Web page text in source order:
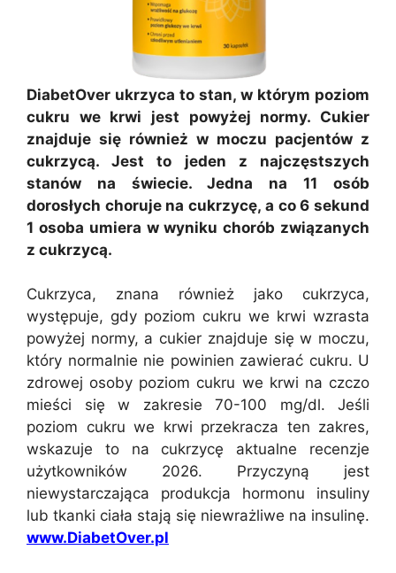
DiabetOver ukrzyca to stan, w którym poziom
cukru we krwi jest powyżej normy. Cukier
znajduje się również w moczu pacjentów z
cukrzycą. Jest to jeden z najczęstszych
stanów na świecie. Jedna na 11 osób
dorosłych choruje na cukrzycę, a co 6 sekund
1 osoba umiera w wyniku chorób związanych
z cukrzycą.
Cukrzyca, znana również jako cukrzyca,
występuje, gdy poziom cukru we krwi wzrasta
powyżej normy, a cukier znajduje się w moczu,
który normalnie nie powinien zawierać cukru. U
zdrowej osoby poziom cukru we krwi na czczo
mieści się w zakresie 70-100 mg/dl. Jeśli
poziom cukru we krwi przekracza ten zakres,
wskazuje to na cukrzycę aktualne recenzje
użytkowników 2026. Przyczyną jest
niewystarczająca produkcja hormonu insuliny
lub tkanki ciała stają się niewrażliwe na insulinę.
www.DiabetOver.pl